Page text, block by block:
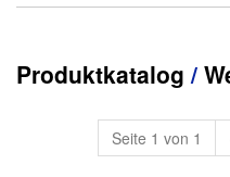
Produktkatalog /
Seite 1 von 1